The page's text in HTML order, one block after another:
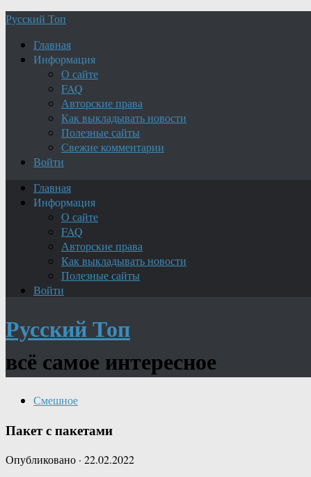
Русский Топ
Главная
Информация
О сайте
FAQ
Авторские права
Как выкладывать новости
Полезные сайты
Свежие комментарии
Войти
Главная
Информация
О сайте
FAQ
Авторские права
Как выкладывать новости
Полезные сайты
Войти
Русский Топ
всё самое интересное
Смешное
Пакет с пакетами
Опубликовано · 22.02.2022